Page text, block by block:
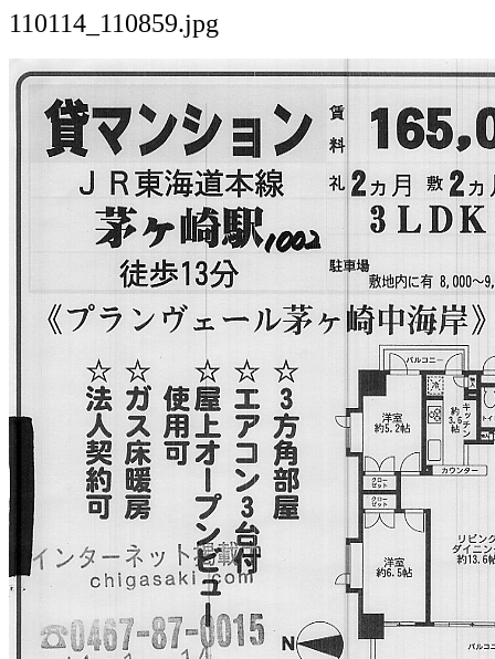
110114_110859.jpg